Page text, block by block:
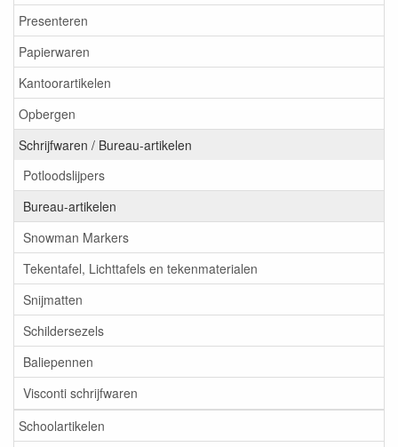
Presenteren
Papierwaren
Kantoorartikelen
Opbergen
Schrijfwaren / Bureau-artikelen
Potloodslijpers
Bureau-artikelen
Snowman Markers
Tekentafel, Lichttafels en tekenmaterialen
Snijmatten
Schildersezels
Baliepennen
Visconti schrijfwaren
Schoolartikelen